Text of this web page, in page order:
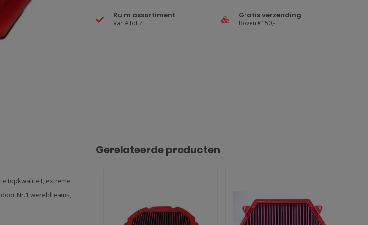
Ruim assortiment
Van A tot Z
Gratis verzending
Boven €150,-
topkwaliteit, extreme
Nr.1 wereldteams,
Gerelateerde producten